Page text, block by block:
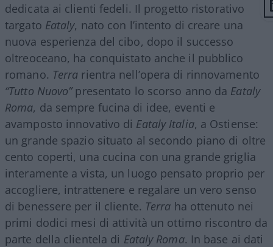
dedicata ai clienti fedeli. Il progetto ristorativo
targato Eataly, nato con l’intento di creare una
nuova esperienza del cibo, dopo il successo
oltreoceano, ha conquistato anche il pubblico
romano. Terra rientra nell’opera di rinnovamento
“Tutto Nuovo”presentato lo scorso anno da Eataly
Roma, da sempre fucina di idee, eventi e
avamposto innovativo di Eataly Italia, a Ostiense:
un grande spazio situato al secondo piano di oltre
cento coperti, una cucina con una grande griglia
interamente a vista, un luogo pensato proprio per
accogliere, intrattenere e regalare un vero senso
di benessere per il cliente. Terra ha ottenuto nei
primi dodici mesi di attività un ottimo riscontro da
parte della clientela di Eataly Roma. In base ai dati